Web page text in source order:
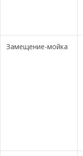
Замещение-мойка